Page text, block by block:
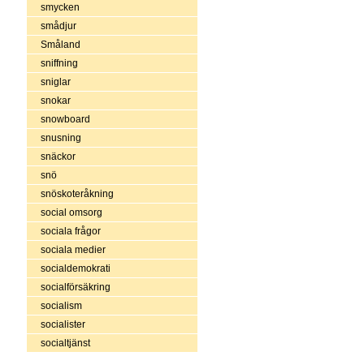
smycken
smådjur
Småland
sniffning
sniglar
snokar
snowboard
snusning
snäckor
snö
snöskoteråkning
social omsorg
sociala frågor
sociala medier
socialdemokrati
socialförsäkring
socialism
socialister
socialtjänst